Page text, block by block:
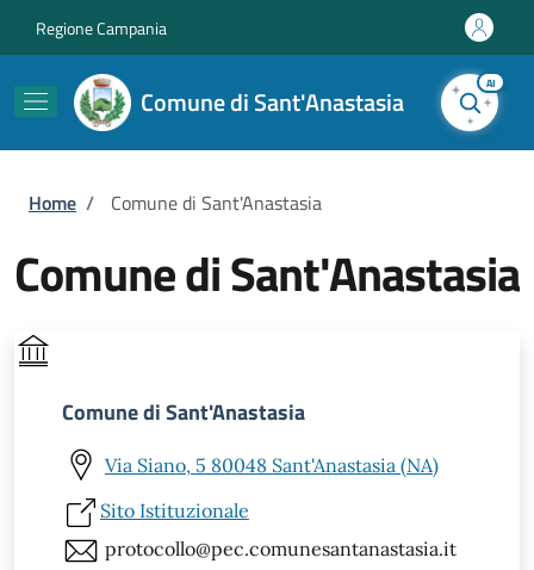
Regione Campania
Comune di Sant'Anastasia
AI
Briciole di pane
Home / Comune di Sant'Anastasia
Comune di Sant'Anastasia
Comune di Sant'Anastasia
Via Siano, 5 80048 Sant'Anastasia (NA)
Sito Istituzionale
protocollo@pec.comunesantanastasia.it